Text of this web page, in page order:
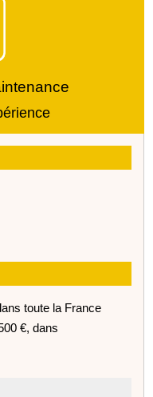
toute la France
€, dans